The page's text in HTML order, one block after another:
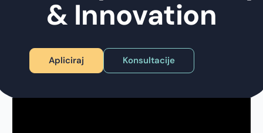
& Innovation
Apliciraj Konsultacije